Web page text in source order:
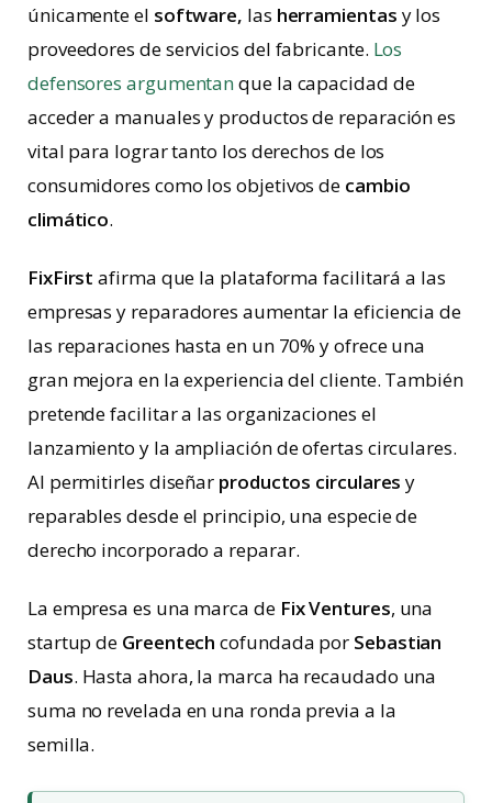
únicamente el software, las herramientas y los
proveedores de servicios del fabricante. Los
defensores argumentanque la capacidad de
acceder a manuales y productos de reparación es
vital para lograr tanto los derechos de los
consumidores como los objetivos de cambio
climático.
FixFirst afirma que la plataforma facilitará a las
empresas y reparadores aumentar la eficiencia de
las reparaciones hasta en un 70% y ofrece una
gran mejora en la experiencia del cliente. También
pretende facilitar a las organizaciones el
lanzamiento y la ampliación de ofertas circulares.
Al permitirles diseñar productos circulares y
reparables desde el principio, una especie de
derecho incorporado a reparar.
La empresa es una marca de Fix Ventures, una
startup de Greentech cofundada por Sebastian
Daus. Hasta ahora, la marca ha recaudado una
suma no revelada en una ronda previa a la
semilla.